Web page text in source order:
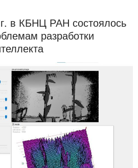
в КБНЦ РАН состоялось
разработки